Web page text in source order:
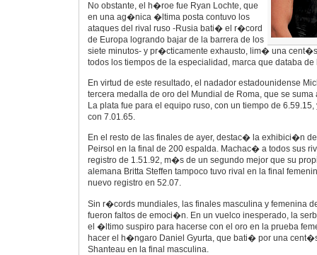
No obstante, el h�roe fue Ryan Lochte, que
en una ag�nica �ltima posta contuvo los
ataques del rival ruso -Rusia bati� el r�cord
de Europa logrando bajar de la barrera de los
siete minutos- y pr�cticamente exhausto, lim� una
todos los tiempos de la especialidad, marca que databa
En virtud de este resultado, el nadador estadounidense
tercera medalla de oro del Mundial de Roma, que se suma
La plata fue para el equipo ruso, con un tiempo de
con 7.01.65.
En el resto de las finales de ayer, destac� la exhibici�n
Peirsol en la final de 200 espalda. Machac� a todos sus
registro de 1.51.92, m�s de un segundo mejor que su
alemana Britta Steffen tampoco tuvo rival en la final
nuevo registro en 52.07.
Sin r�cords mundiales, las finales masculina y femenina
fueron faltos de emoci�n. En un vuelco inesperado, la
el �ltimo suspiro para hacerse con el oro en la prueba
hacer el h�ngaro Daniel Gyurta, que bati� por una
Shanteau en la final masculina.